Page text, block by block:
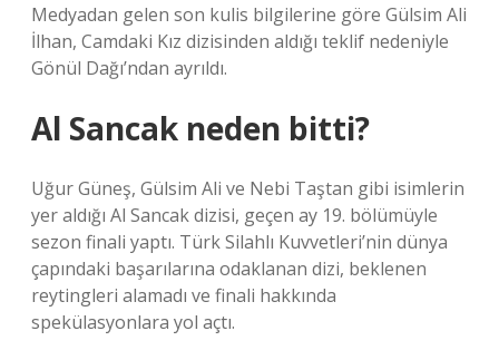
Medyadan gelen son kulis bilgilerine göre Gülsim Ali
İlhan, Camdaki Kız dizisinden aldığı teklif nedeniyle
Gönül Dağı’ndan ayrıldı.
Al Sancak neden bitti?
Uğur Güneş, Gülsim Ali ve Nebi Taştan gibi isimlerin
yer aldığı Al Sancak dizisi, geçen ay 19. bölümüyle
sezon finali yaptı. Türk Silahlı Kuvvetleri’nin dünya
çapındaki başarılarına odaklanan dizi, beklenen
reytingleri alamadı ve finali hakkında
spekülasyonlara yol açtı.